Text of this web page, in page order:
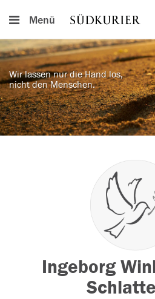
Menü
Wir lassen nur die Hand los,
nicht den Menschen.
Ingeborg